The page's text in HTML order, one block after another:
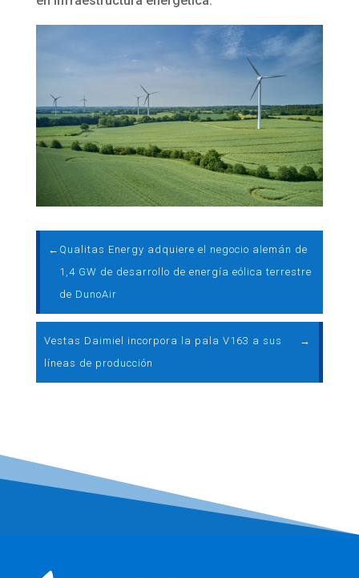
← Qualitas Energy adquiere el negocio alemán de
1,4 GW de desarrollo de energía eólica terrestre
de DunoAir
Vestas Daimiel incorpora la pala V163 a sus
líneas de producción
→